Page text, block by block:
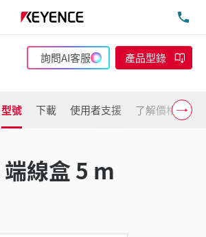
詢問AI客服 產品型錄
型號 下載 使用者支援 了解價格
線盒 5 m